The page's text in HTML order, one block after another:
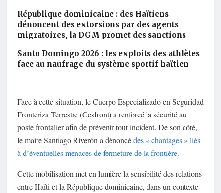
République dominicaine : des Haïtiens
dénoncent des extorsions par des agents
migratoires, la DGM promet des sanctions
Santo Domingo 2026 : les exploits des athlètes
face au naufrage du système sportif haïtien
Face à cette situation, leCuerpo Especializado en Seguridad
Fronteriza Terrestre(Cesfront) a renforcé la sécurité au
poste frontalier afin de prévenir tout incident. De son côté,
le maire Santiago Riverón a dénoncédes « chantages » liés
à d’éventuelles menaces de fermeture de la frontière.
Cette mobilisation met en lumière la sensibilité des relations
entreHaïti et la République dominicaine, dans un contexte